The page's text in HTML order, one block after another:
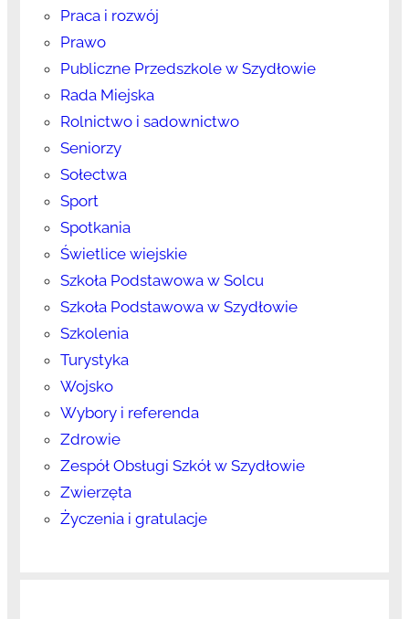
Praca i rozwój
Prawo
Publiczne Przedszkole w Szydłowie
Rada Miejska
Rolnictwo i sadownictwo
Seniorzy
Sołectwa
Sport
Spotkania
Świetlice wiejskie
Szkoła Podstawowa w Solcu
Szkoła Podstawowa w Szydłowie
Szkolenia
Turystyka
Wojsko
Wybory i referenda
Zdrowie
Zespół Obsługi Szkół w Szydłowie
Zwierzęta
Życzenia i gratulacje